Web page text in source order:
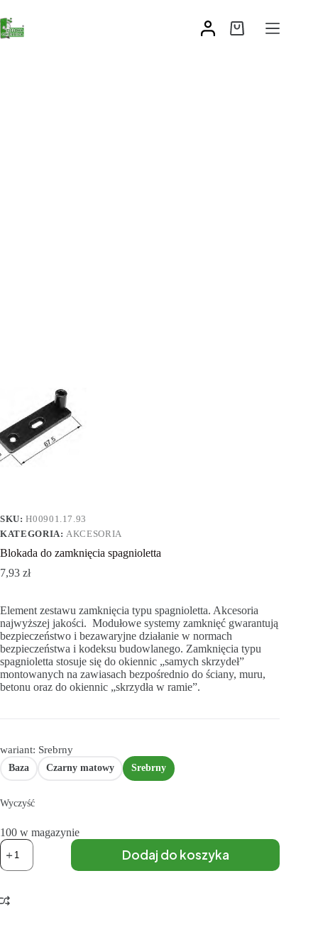
SKU:H00901.17.93
KATEGORIA: AKCESORIA
Blokada do zamknięcia spagnioletta
7,93 zł
Element zestawu zamknięcia typu spagnioletta. Akcesoria
najwyższej jakości. Modułowe systemy zamknięć gwarantują
bezpieczeństwo i bezawaryjne działanie w normach
bezpieczeństwa i kodeksu budowlanego. Zamknięcia typu
spagnioletta stosuje się do okiennic „samych skrzydeł”
montowanych na zawiasach bezpośrednio do ściany, muru,
betonu oraz do okiennic „skrzydła w ramie”.
wariant: Srebrny
Baza Czarny matowy Srebrny
Wyczyść
100 w magazynie
Dodaj do koszyka